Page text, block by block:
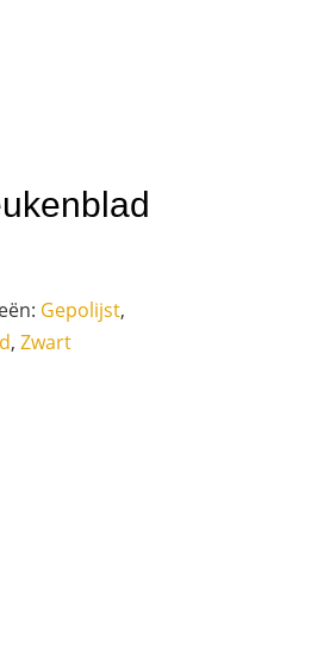
Gepolijst,
,Zwart